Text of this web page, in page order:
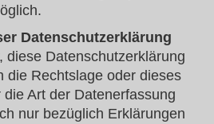
Datenschutzerklärung
diese Datenschutzerklärung
die Rechtslage oder dieses
Art der Datenerfassung
nur bezüglich Erklärungen